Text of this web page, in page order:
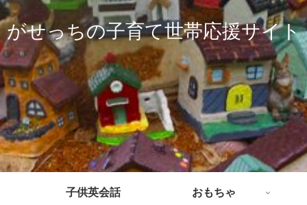
がせっちの子育て世帯応援サイト
子供英会話 おもちゃ